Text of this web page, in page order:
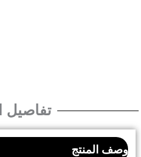
تفاصيل
وصف المنتج